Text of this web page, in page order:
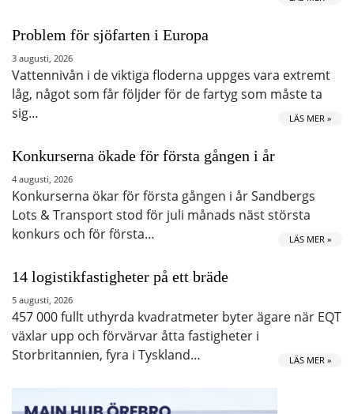
Problem för sjöfarten i Europa
3 augusti, 2026
Vattennivån i de viktiga floderna uppges vara extremt
låg, något som får följder för de fartyg som måste ta
sig…
LÄS MER »
Konkurserna ökade för första gången i år
4 augusti, 2026
Konkurserna ökar för första gången i år Sandbergs
Lots & Transport stod för juli månads näst största
konkurs och för första…
LÄS MER »
14 logistikfastigheter på ett bräde
5 augusti, 2026
457 000 fullt uthyrda kvadratmeter byter ägare när EQT
växlar upp och förvärvar åtta fastigheter i
Storbritannien, fyra i Tyskland…
LÄS MER »